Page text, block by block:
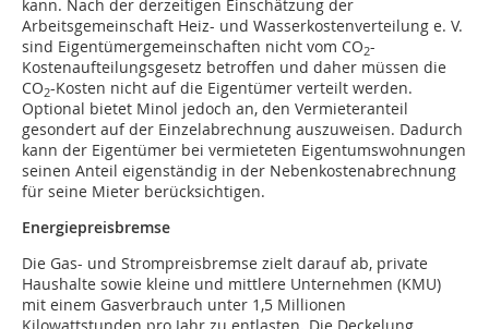
kann. Nach der derzeitigen Einschätzung der
Arbeitsgemeinschaft Heiz- und Wasserkostenverteilung e. V.
sind Eigentümergemeinschaften nicht vom CO2-
Kostenaufteilungsgesetz betroffen und daher müssen die
CO2-Kosten nicht auf die Eigentümer verteilt werden.
Optional bietet Minol jedoch an, den Vermieteranteil
gesondert auf der Einzelabrechnung auszuweisen. Dadurch
kann der Eigentümer bei vermieteten Eigentumswohnungen
seinen Anteil eigenständig in der Nebenkostenabrechnung
für seine Mieter berücksichtigen.
Energiepreisbremse
Die Gas- und Strompreisbremse zielt darauf ab, private
Haushalte sowie kleine und mittlere Unternehmen (KMU)
mit einem Gasverbrauch unter 1,5 Millionen